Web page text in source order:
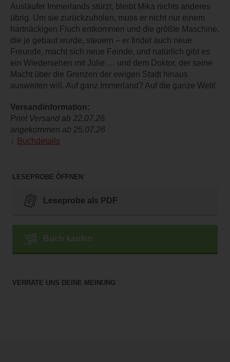
Ausläufer Immerlands stürzt, bleibt Mika nichts anderes
übrig. Um sie zurückzuholen, muss er nicht nur einem
hartnäckigen Fluch entkommen und die größte Maschine,
die je gebaut wurde, steuern – er findet auch neue
Freunde, macht sich neue Feinde, und natürlich gibt es
ein Wiedersehen mit Julie … und dem Doktor, der seine
Macht über die Grenzen der ewigen Stadt hinaus
ausweiten will. Auf ganz Immerland? Auf die ganze Welt!
Versandinformation:
Print Versand ab 22.07.26
angekommen ab 25.07.26
Buchdetails
LESEPROBE ÖFFNEN
Leseprobe als PDF
Buch kaufen
VERRATE UNS DEINE MEINUNG